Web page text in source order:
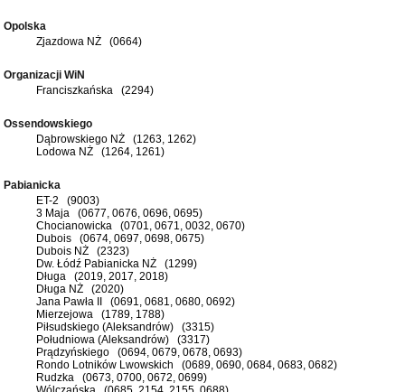
Opolska
Zjazdowa NŻ (0664)
Organizacji WiN
Franciszkańska (2294)
Ossendowskiego
Dąbrowskiego NŻ (1263, 1262)
Lodowa NŻ (1264, 1261)
Pabianicka
ET-2 (9003)
3 Maja (0677, 0676, 0696, 0695)
Chocianowicka (0701, 0671, 0032, 0670)
Dubois (0674, 0697, 0698, 0675)
Dubois NŻ (2323)
Dw. Łódź Pabianicka NŻ (1299)
Długa (2019, 2017, 2018)
Długa NŻ (2020)
Jana Pawła II (0691, 0681, 0680, 0692)
Mierzejowa (1789, 1788)
Piłsudskiego (Aleksandrów) (3315)
Południowa (Aleksandrów) (3317)
Prądzyńskiego (0694, 0679, 0678, 0693)
Rondo Lotników Lwowskich (0689, 0690, 0684, 0683, 0682)
Rudzka (0673, 0700, 0672, 0699)